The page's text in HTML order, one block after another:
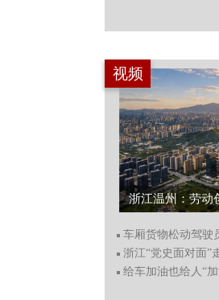
视频
车厢货物松动驾驶